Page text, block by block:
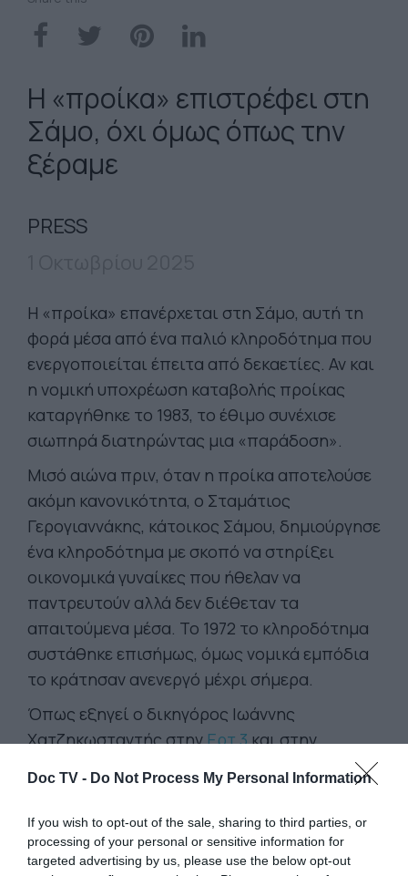
Doc TV - Do Not Process My Personal Information
If you wish to opt-out of the sale, sharing to third parties, or
processing of your personal or sensitive information for
targeted advertising by us, please use the below opt-out
Η «προίκα» επιστρέφει στη
Σάμο, όχι όμως όπως την
ξέραμε
PRESS
Η «προίκα» επανέρχεται στη Σάμο, αυτή τη
φορά μέσα από ένα παλιό κληροδότημα που
ενεργοποιείται έπειτα από δεκαετίες. Αν και
η νομική υποχρέωση καταβολής προίκας
καταργήθηκε το 1983, το έθιμο συνέχισε
σιωπηρά διατηρώντας μια «παράδοση».
Μισό αιώνα πριν, όταν η προίκα αποτελούσε
ακόμη κανονικότητα, ο Σταμάτιος
Γερογιαννάκης, κάτοικος Σάμου, δημιούργησε
ένα κληροδότημα με σκοπό να στηρίξει
οικονομικά γυναίκες που ήθελαν να
παντρευτούν αλλά δεν διέθεταν τα
απαιτούμενα μέσα. Το 1972 το κληροδότημα
συστάθηκε επισήμως, όμως νομικά εμπόδια
το κράτησαν ανενεργό μέχρι σήμερα.
Όπως εξηγεί ο δικηγόρος Ιωάννης
Χατζηκωσταντής στηνΕρτ 3και στην
οι διαδικασίες
ολοκληρώθηκαν και ο Δήμος Ανατολικής
Σάμου προχωρά στη λήψη αιτήσεων.Η
παροχή, που ανέρχεται σε 6.000 ευρώ,
είναι χρηματική ενίσχυση για γυναίκες έως